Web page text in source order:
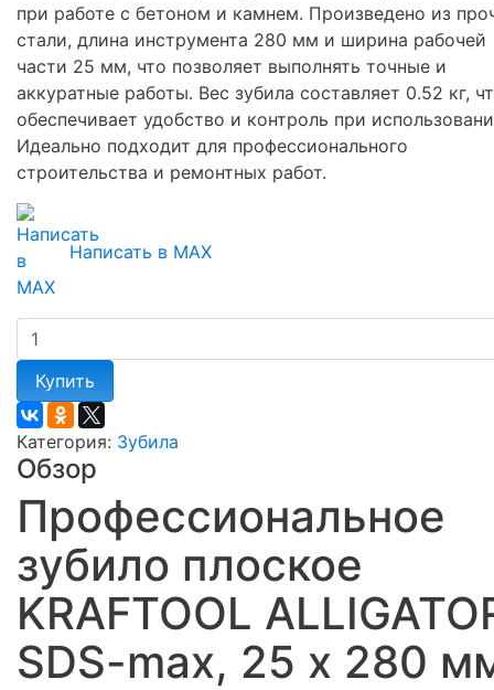
при работе с бетоном и камнем. Произведено из
стали, длина инструмента 280 мм и ширина рабочей
части 25 мм, что позволяет выполнять точные и
аккуратные работы. Вес зубила составляет 0.52 кг,
обеспечивает удобство и контроль при
Идеально подходит для профессионального
строительства и ремонтных работ.
Написать в MAX
Купить
Категория: Зубила
Обзор
Профессиональное
зубило плоское
KRAFTOOL
SDS-max, 25 х 280